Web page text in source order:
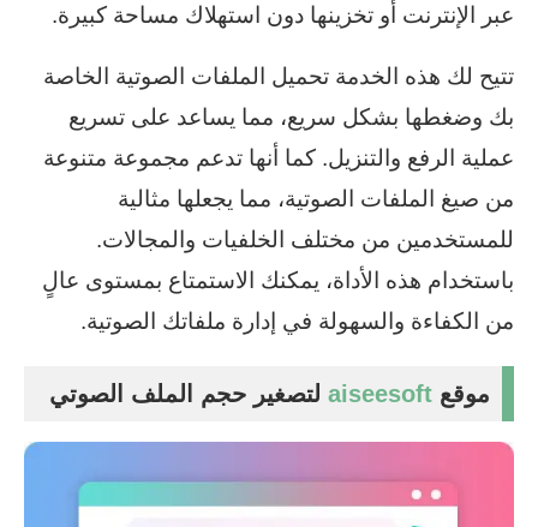
عبر الإنترنت أو تخزينها دون استهلاك مساحة كبيرة.
تتيح لك هذه الخدمة تحميل الملفات الصوتية الخاصة
بك وضغطها بشكل سريع، مما يساعد على تسريع
عملية الرفع والتنزيل. كما أنها تدعم مجموعة متنوعة
من صيغ الملفات الصوتية، مما يجعلها مثالية
للمستخدمين من مختلف الخلفيات والمجالات.
باستخدام هذه الأداة، يمكنك الاستمتاع بمستوى عالٍ
من الكفاءة والسهولة في إدارة ملفاتك الصوتية.
موقع aiseesoft لتصغير حجم الملف الصوتي